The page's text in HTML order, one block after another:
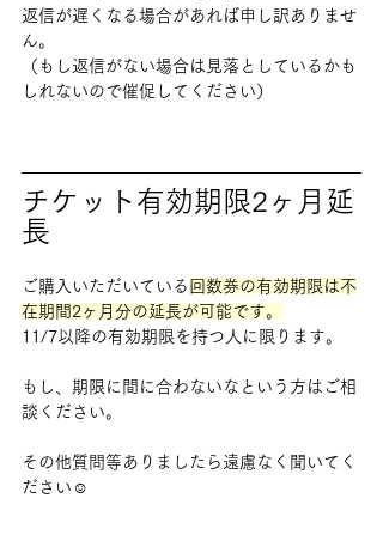
返信が遅くなる場合があれば申し訳ありませ
ん。
（もし返信がない場合は見落としているかも
しれないので催促してください）
チケット有効期限2ヶ月延
長
ご購入いただいている 回数券の有効期限は不
在期間2ヶ月分の延長が可能です。
11/7以降の有効期限を持つ人に限ります。
もし、期限に間に合わないなという方はご相
談ください。
その他質問等ありましたら遠慮なく聞いてく
ださい☺️